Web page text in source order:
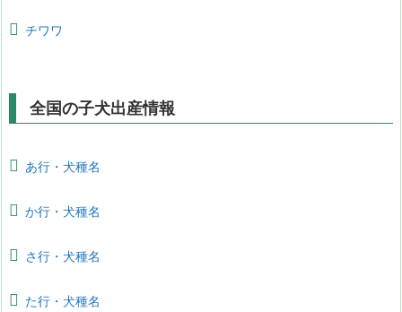
チワワ
全国の子犬出産情報
あ行・犬種名
か行・犬種名
さ行・犬種名
た行・犬種名